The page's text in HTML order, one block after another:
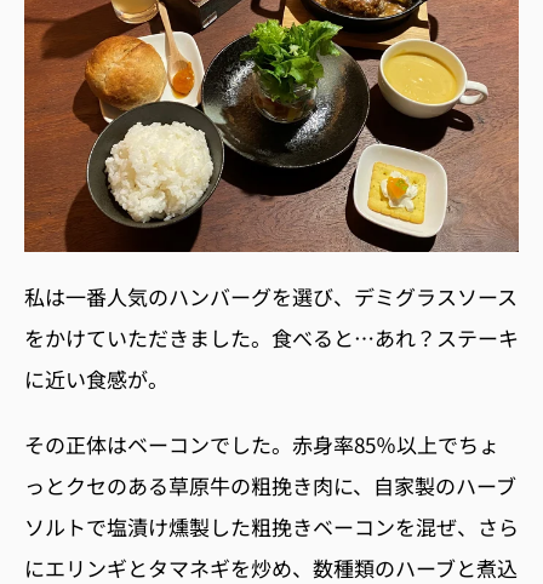
私は一番人気のハンバーグを選び、デミグラスソース
をかけていただきました。食べると…あれ？ステーキ
に近い食感が。
その正体はベーコンでした。 赤身率85％以上でちょ
っとクセのある草原牛の粗挽き肉に、自家製のハーブ
ソルトで塩漬け燻製した粗挽きベーコンを混ぜ、 さら
にエリンギとタマネギを炒め、数種類のハーブと煮込